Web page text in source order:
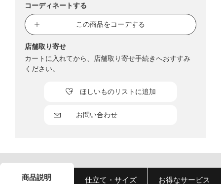
コーディネートする
この商品をコーデする
お問い合わせ
ほしいものリストに追加
店舗取り寄せ
カートに入れてから、店舗取り寄せ手続きへおすすみ
ください。
商品説明 仕立て・サイズ お得なサービス